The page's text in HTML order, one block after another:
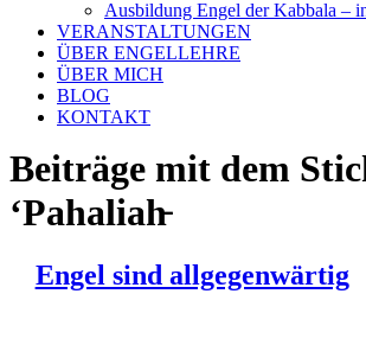
Ausbildung Engel der Kabbala –
VERANSTALTUNGEN
ÜBER ENGELLEHRE
ÜBER MICH
BLOG
KONTAKT
Beiträge mit dem
‘Pahaliah̵
Engel sind allgegenwärtig